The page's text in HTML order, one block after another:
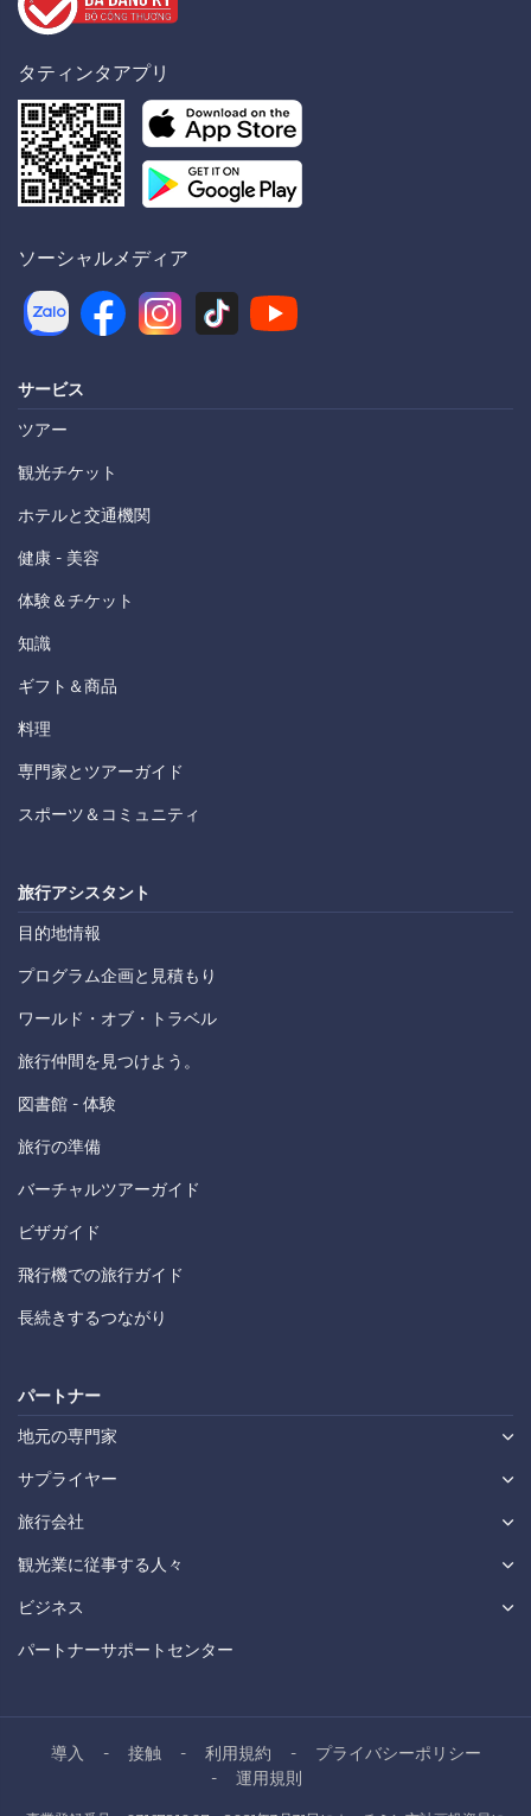
タティンタアプリ
ソーシャルメディア
サービス
ツアー
観光チケット
ホテルと交通機関
健康 - 美容
体験＆チケット
知識
ギフト＆商品
料理
専門家とツアーガイド
スポーツ＆コミュニティ
旅行アシスタント
目的地情報
プログラム企画と見積もり
ワールド・オブ・トラベル
旅行仲間を見つけよう。
図書館 - 体験
旅行の準備
バーチャルツアーガイド
ビザガイド
飛行機での旅行ガイド
長続きするつながり
パートナー
地元の専門家
サプライヤー
旅行会社
観光業に従事する人々
ビジネス
パートナーサポートセンター
導入 接触 利用規約
プライバシーポリシー
運用規則